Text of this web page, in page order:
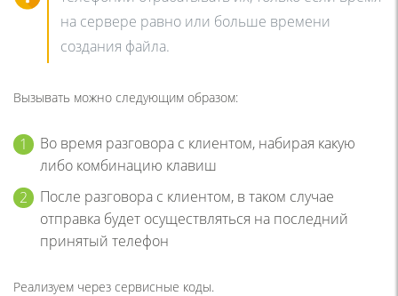
на сервере равно или больше времени
создания файла.
Вызывать можно следующим образом:
Во время разговора с клиентом, набирая какую
либо комбинацию клавиш
После разговора с клиентом, в таком случае
отправка будет осуществляться на последний
принятый телефон
Реализуем через сервисные коды.